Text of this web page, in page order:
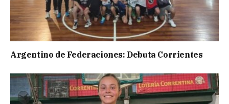
Argentino de Federaciones: Debuta Corrientes